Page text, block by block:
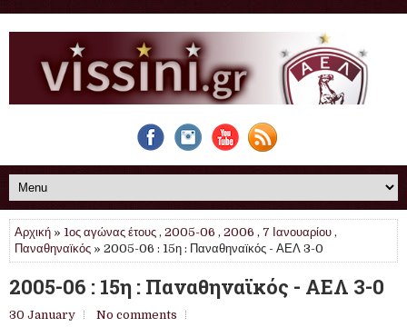
Αρχική » 1ος αγώνας έτους , 2005-06 , 2006 , 7 Ιανουαρίου ,
Παναθηναϊκός » 2005-06 : 15η : Παναθηναϊκός - ΑΕΛ 3-0
2005-06 : 15η : Παναθηναϊκός - ΑΕΛ 3-0
30 January No comments